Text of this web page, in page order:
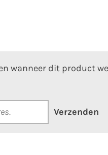
wanneer dit product
Verzenden